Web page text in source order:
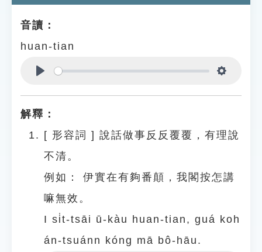
遊戲專區
貓頭鷹博士
音讀：
huan-tian
解釋：
[ 形容詞 ] 說話做事反反覆覆，有理說
不清。
例如：
伊實在有夠番顛，我閣按怎講
嘛無效。
I si̍t-tsāi ū-kàu huan-tian, guá koh
án-tsuánn kóng mā bô-hāu.